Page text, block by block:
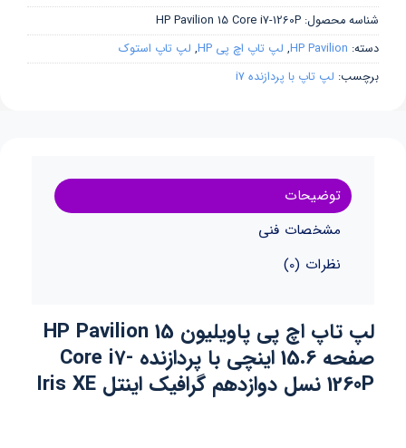
شناسه محصول: HP Pavilion 15 Core i7-1260P
دسته: HP Pavilion
, لپ تاپ اچ پی HP , لپ تاپ استوک
برچسب: لپ تاپ با پردازنده i7
توضیحات
مشخصات فنی
نظرات (0)
لپ تاپ اچ پی پاویلیون HP Pavilion 15
صفحه 15.6 اینچی با پردازنده Core i7-
1260P نسل دوازدهم گرافیک اینتل Iris XE